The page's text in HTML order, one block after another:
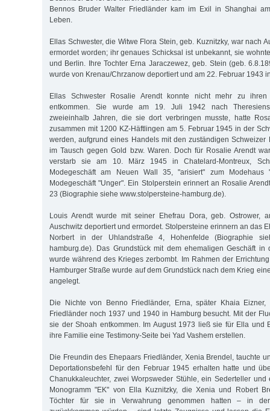
Bennos Bruder Walter Friedländer kam im Exil in Shanghai
Leben.
Ellas Schwester, die Witwe Flora Stein, geb. Kuznitzky, war nach
ermordet worden; ihr genaues Schicksal ist unbekannt, sie
und Berlin. Ihre Tochter Erna Jaraczewez, geb. Stein (geb.
wurde von Krenau/Chrzanow deportiert und am 22. Februar 1943
Ellas Schwester Rosalie Arendt konnte nicht mehr zu
entkommen. Sie wurde am 19. Juli 1942 nach
zweieinhalb Jahren, die sie dort verbringen musste, hatte
zusammen mit 1200 KZ-Häftlingen am 5. Februar 1945 in der
werden, aufgrund eines Handels mit den zuständigen Schweizer
im Tausch gegen Gold bzw. Waren. Doch für Rosalie Arendt
verstarb sie am 10. März 1945 in Chatelard-Montreux,
Modegeschäft am Neuen Wall 35, "arisiert" zum Modehaus
Modegeschäft "Unger". Ein Stolperstein erinnert an Rosalie
23 (Biographie siehe www.stolpersteine-hamburg.de).
Louis Arendt wurde mit seiner Ehefrau Dora, geb. Ostrower,
Auschwitz deportiert und ermordet. Stolpersteine erinnern an das
Norbert in der Uhlandstraße 4, Hohenfelde (Biographie
hamburg.de). Das Grundstück mit dem ehemaligen Geschäft in
wurde während des Krieges zerbombt. Im Rahmen der
Hamburger Straße wurde auf dem Grundstück nach dem Krieg
angelegt.
Die Nichte von Benno Friedländer, Erna, später Khaia
Friedländer noch 1937 und 1940 in Hamburg besucht. Mit der
sie der Shoah entkommen. Im August 1973 ließ sie für Ella und
ihre Familie eine Testimony-Seite bei Yad Vashem erstellen.
Die Freundin des Ehepaars Friedländer, Xenia Brendel, tauchte
Deportationsbefehl für den Februar 1945 erhalten hatte und
Chanukkaleuchter, zwei Worpsweder Stühle, ein Sederteller und
Monogramm "EK" von Ella Kuznitzky, die Xenia und Robert
Töchter für sie in Verwahrung genommen hatten – in